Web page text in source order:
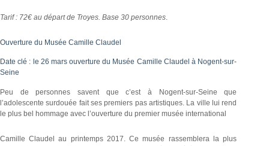
Tarif : 72€ au départ de Troyes. Base 30 personnes
Ouverture du Musée Camille Claudel
Date clé : le 26 mars ouverture du Musée Camille Claudel à Nogent-sur-
Seine
Peu de personnes savent que c’est à Nogent-sur-Seine que
l’adolescente surdouée fait ses premiers pas artistiques. La ville lui rend
le plus bel hommage avec l’ouverture du premier musée international
Camille Claudel au printemps 2017. Ce musée rassemblera la plus